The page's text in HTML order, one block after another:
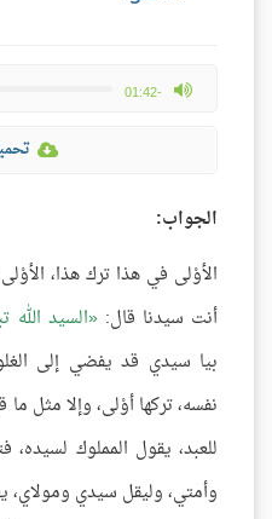
-01:42
max volume
الجواب:
الأوْلى في هذا ترك هذا،
أنت سيدنا قال: السيد الله
بيا سيدي قد يفضي إلى
نفسه، تركها أوْلى، وإلا مثل
للعبد، يقول المملوك
وأمتي، وليقل سيدي ومولاي،